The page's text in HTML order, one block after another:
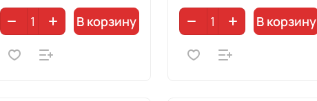
В корзину В корзину